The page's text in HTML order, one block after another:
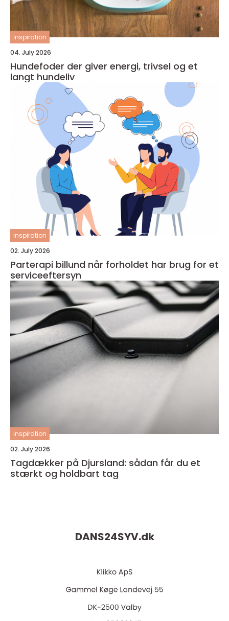
inspiration
04. July 2026
Hundefoder der giver energi, trivsel og et
langt hundeliv
inspiration
02. July 2026
Parterapi billund når forholdet har brug for et
serviceeftersyn
inspiration
02. July 2026
Tagdækker på Djursland: sådan får du et
stærkt og holdbart tag
DANS24SYV.dk